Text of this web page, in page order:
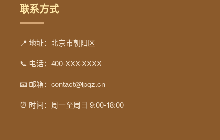
联系方式
📍 地址：北京市朝阳区
📞 电话：400-XXX-XXXX
📧 邮箱：contact@lpqz.cn
⏰ 时间：周一至周日 9:00-18:00